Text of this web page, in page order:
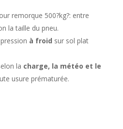
remorque 500?kg?: entre
la taille du pneu.
à froid sur sol plat
la charge, la météo et le
usure prématurée.